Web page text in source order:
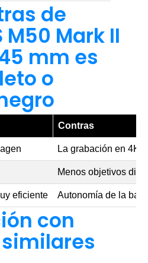
de
M50 Mark II
mm es
o
Contras
La grabación en 4K
Menos objetivos
eficiente Autonomía de la
con